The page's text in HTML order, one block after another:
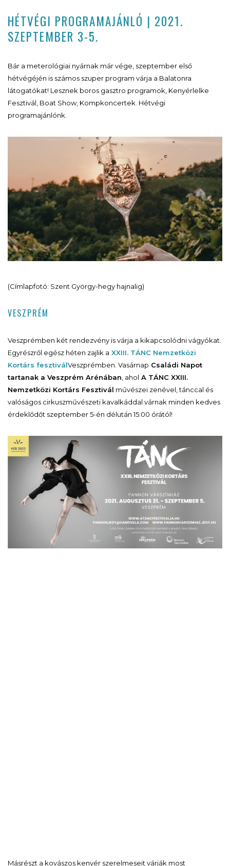
HÉTVÉGI PROGRAMAJÁNLÓ | 2021.
SZEPTEMBER 3-5.
Bár a meterológiai nyárnak már vége, szeptember első
hétvégéjén is számos szuper program várja a Balatonra
látogatókat! Lesznek boros gasztro programok, Kenyérlelke
Fesztivál, Boat Show, Kompkoncertek. Hétvégi
programajánlónk.
(Címlapfotó: Szent György-hegy hajnalig)
VESZPRÉM
Veszprémben két rendezvény is várja a kikapcsolódni vágyókat.
Egyrészről egész héten zajlik a XXIII. TÁNC Nemzetközi
Kortárs fesztiválVeszprémben. Vasárnap Családi Napot
tartanak a Veszprém Arénában , ahol A TÁNC XXIII.
Nemzetközi Kortárs Fesztivál művészei zenével, tánccal és
valóságos cirkuszművészeti kavalkáddal várnak minden kedves
érdeklődőt szeptember 5-én délután 15:00 órától!
Másrészt a kovászos kenyér szerelmeseit várják most